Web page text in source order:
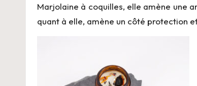
Marjolaine à coquilles, elle amène une
quant à elle, amène un côté protection